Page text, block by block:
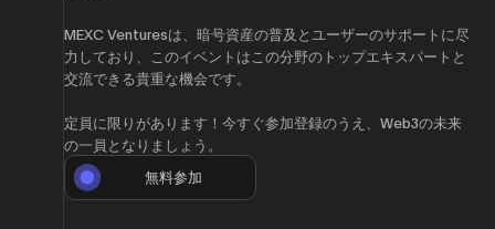
MEXC Venturesは、暗号資産の普及とユーザーのサポートに尽
力しており、このイベントはこの分野のトップエキスパートと
交流できる貴重な機会です。
定員に限りがあります！今すぐ参加登録のうえ、Web3の未来
の一員となりましょう。
無料参加